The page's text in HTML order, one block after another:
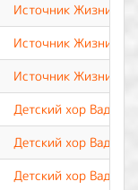
Источник Жизни -
Источник Жизни -
Источник Жизни -
Детский хор Вадима
Детский хор Вадима
Детский хор